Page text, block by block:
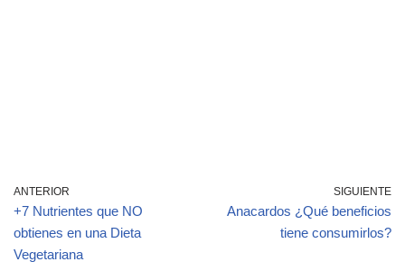
ANTERIOR
+7 Nutrientes que NO
obtienes en una Dieta
Vegetariana
SIGUIENTE
Anacardos ¿Qué beneficios
tiene consumirlos?